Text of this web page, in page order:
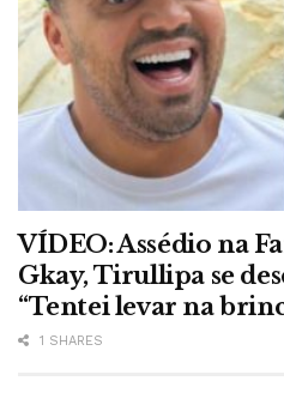
VÍDEO: Assédio na
Gkay, Tirullipa se
“Tentei levar na
1 SHARES